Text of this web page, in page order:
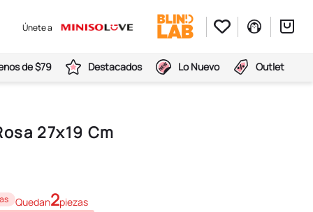
Únete a
de $79 Destacados Lo Nuevo Outlet
27x19 Cm
Quedan2piezas